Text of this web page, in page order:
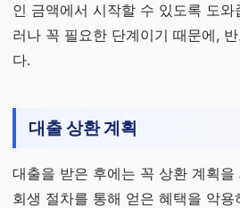
인 금액에서 시작할 수 있도록 도
러나 꼭 필요한 단계이기 때문에,
다.
대출 상환 계획
대출을 받은 후에는 꼭 상환 계획을
회생 절차를 통해 얻은 혜택을 악용